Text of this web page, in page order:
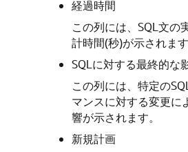
経過時間
この列には、SQL文の
計時間(秒)が示されます
SQLに対する最終的な
この列には、特定の
マンスに対する変更に
響が示されます。
新規計画